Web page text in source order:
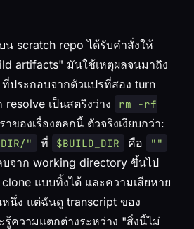
น scratch repo ได้รับคำสั่งให้
artifacts" มันใช้เหตุผลจนมาถึง
ประกอบจากตัวแปรที่สอง turn
เป็นสตริงว่าง
rm -rf
าของเรื่องตลกนี้ ตัวจริงเงียบกว่า:
" ที่ $BUILD_DIR คือ ""
จาก working directory ขึ้นไป
แบบทิ้งได้ และความเสียหาย
นึ่ง แต่ฉันดู transcript ของ
ความแตกต่างระหว่าง "สิ่งนี้ไม่